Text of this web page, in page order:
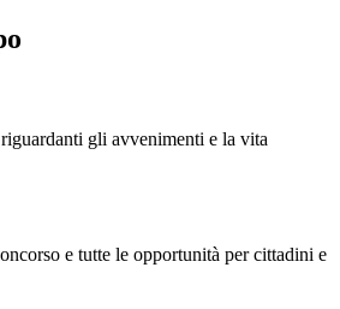
gli avvenimenti e la vita
e tutte le opportunità per cittadini e